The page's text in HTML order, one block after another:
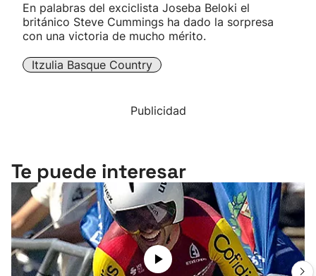
Más deportes
"Helmuga"
En palabras del exciclista Joseba Beloki el
británico Steve Cummings ha dado la sorpresa
con una victoria de mucho mérito.
Itzulia Basque Country
Publicidad
Te puede interesar